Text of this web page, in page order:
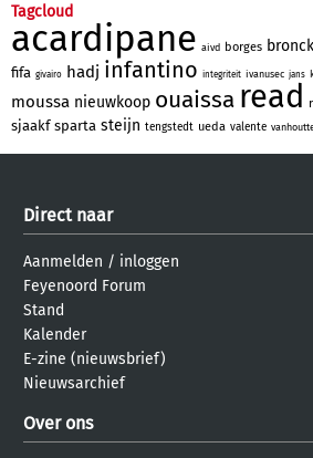
Tagcloud
acardipane aivd borges
fifa givairo hadj infantino integriteit ivanusec jans
moussa nieuwkoop ouaissa read
sjaakf sparta steijn tengstedt ueda valente
Direct naar
Aanmelden / inloggen
Feyenoord Forum
Stand
Kalender
E-zine (nieuwsbrief)
Nieuwsarchief
Over ons